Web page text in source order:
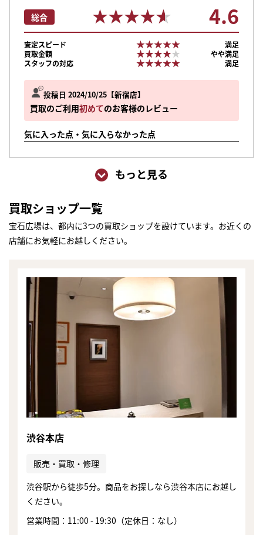
投稿日 2024/10/25 新宿店
買取のご利用初めてのお客様のレビュー
気に入った点・気に入らなかった点
総合 ★★★★★
★★★★★ 4.6
査定スピード ★★★★★
★★★★★
満足
買取金額
★★★★★
★★★★★
やや満足
スタッフの対応
★★★★★
★★★★★ 満足
もっと見る
買取ショップ一覧
宝石広場は、都内に3つの買取ショップを設けています。お近くの
店舗にお気軽にお越しください。
渋谷本店
販売・買取・修理
渋谷駅から徒歩5分。商品をお探しなら渋谷本店にお越し
ください。
営業時間：11:00 - 19:30（定休日：なし）
かんたん30秒でお試し査定